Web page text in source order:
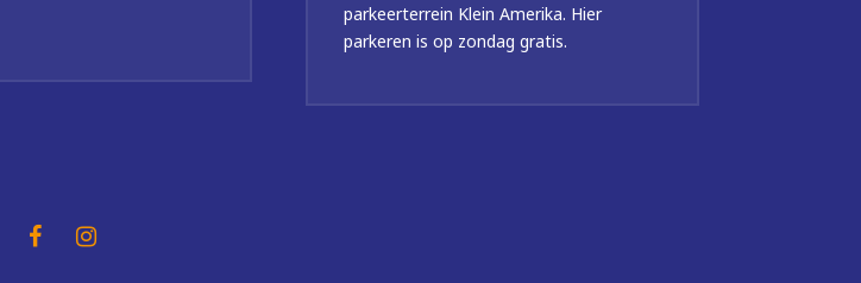
parkeerterrein Klein Amerika. Hier
parkeren is op zondag gratis.